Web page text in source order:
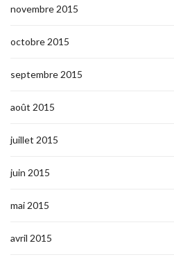
novembre 2015
octobre 2015
septembre 2015
août 2015
juillet 2015
juin 2015
mai 2015
avril 2015